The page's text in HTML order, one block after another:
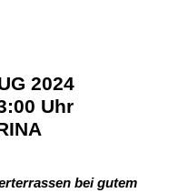
2024
Uhr
bei gutem